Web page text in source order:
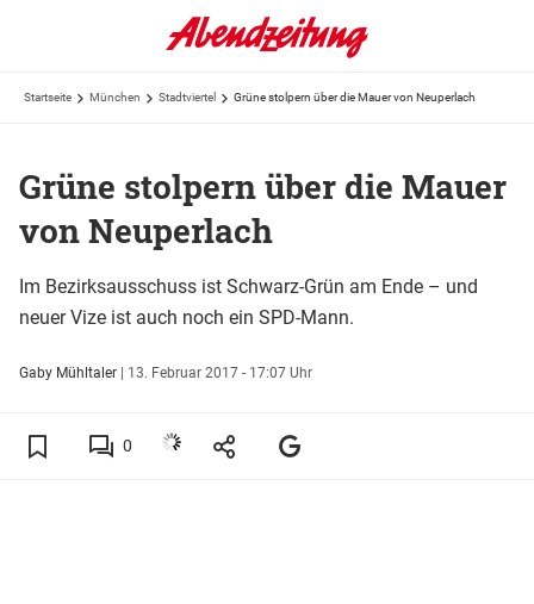
Startseite München Stadtviertel Grüne stolpern über die Mauer von Neuperlach
Grüne stolpern über die Mauer
von Neuperlach
Im Bezirksausschuss ist Schwarz-Grün am Ende – und
neuer Vize ist auch noch ein SPD-Mann.
Gaby Mühltaler | 13. Februar 2017 - 17:07 Uhr
0